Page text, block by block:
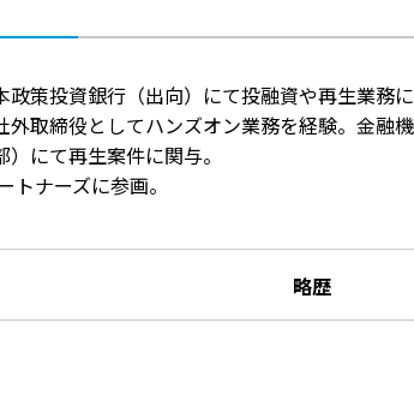
策投資銀行（出向）にて投融資や再生業務
外取締役としてハンズオン業務を経験。金融
）にて再生案件に関与。
トナーズに参画。
略歴